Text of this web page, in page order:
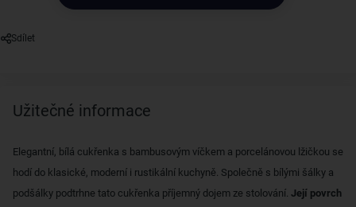
Sdílet
Užitečné informace
Elegantní, bílá cukřenka s bambusovým víčkem a porcelánovou lžičkou se
hodí do klasické, moderní i rustikální kuchyně. Společně s bílými šálky a
podšálky podtrhne tato cukřenka příjemný dojem ze stolování. Její povrch